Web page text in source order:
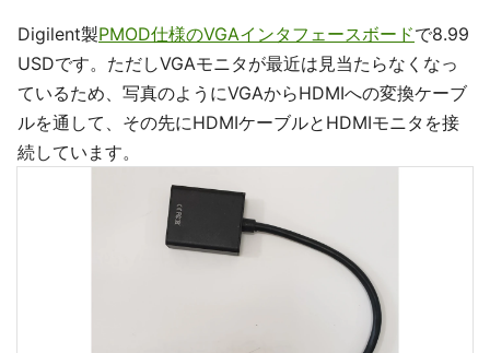
Digilent製PMOD仕様のVGAインタフェースボードで8.99
USDです。ただしVGAモニタが最近は見当たらなくなっ
ているため、写真のようにVGAからHDMIへの変換ケーブ
ルを通して、その先にHDMIケーブルとHDMIモニタを接
続しています。